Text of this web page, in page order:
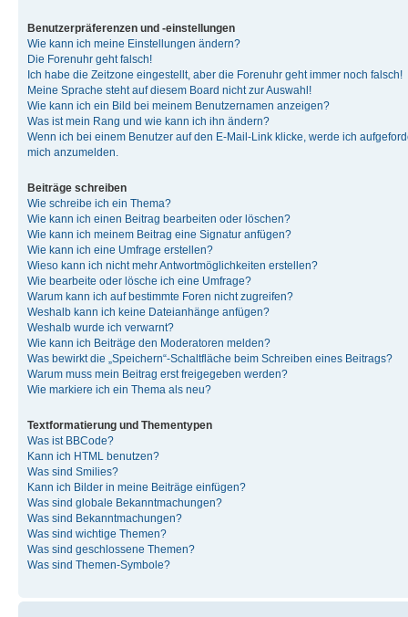
Benutzerpräferenzen und -einstellungen
Wie kann ich meine Einstellungen ändern?
Die Forenuhr geht falsch!
Ich habe die Zeitzone eingestellt, aber die Forenuhr geht immer noch falsch!
Meine Sprache steht auf diesem Board nicht zur Auswahl!
Wie kann ich ein Bild bei meinem Benutzernamen anzeigen?
Was ist mein Rang und wie kann ich ihn ändern?
Wenn ich bei einem Benutzer auf den E-Mail-Link klicke, werde ich
mich anzumelden.
Beiträge schreiben
Wie schreibe ich ein Thema?
Wie kann ich einen Beitrag bearbeiten oder löschen?
Wie kann ich meinem Beitrag eine Signatur anfügen?
Wie kann ich eine Umfrage erstellen?
Wieso kann ich nicht mehr Antwortmöglichkeiten erstellen?
Wie bearbeite oder lösche ich eine Umfrage?
Warum kann ich auf bestimmte Foren nicht zugreifen?
Weshalb kann ich keine Dateianhänge anfügen?
Weshalb wurde ich verwarnt?
Wie kann ich Beiträge den Moderatoren melden?
Was bewirkt die „Speichern“-Schaltfläche beim Schreiben eines Beitrags?
Warum muss mein Beitrag erst freigegeben werden?
Wie markiere ich ein Thema als neu?
Textformatierung und Thementypen
Was ist BBCode?
Kann ich HTML benutzen?
Was sind Smilies?
Kann ich Bilder in meine Beiträge einfügen?
Was sind globale Bekanntmachungen?
Was sind Bekanntmachungen?
Was sind wichtige Themen?
Was sind geschlossene Themen?
Was sind Themen-Symbole?